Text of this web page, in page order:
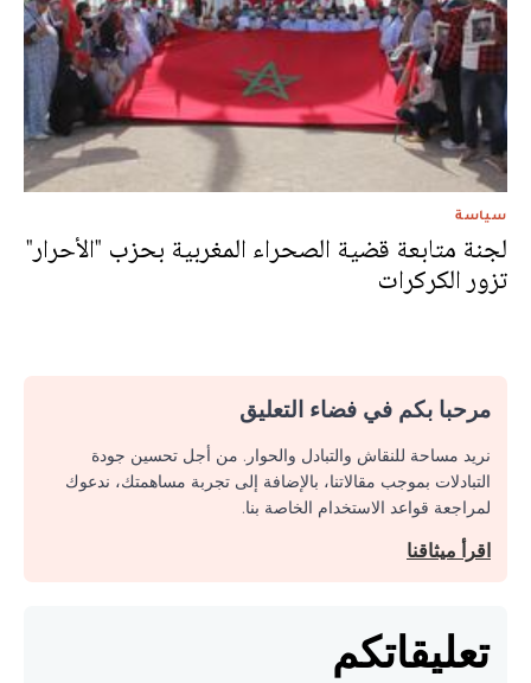
سياسة
لجنة متابعة قضية الصحراء المغربية بحزب "الأحرار"
تزور الكركرات
مرحبا بكم في فضاء التعليق
نريد مساحة للنقاش والتبادل والحوار. من أجل تحسين جودة
التبادلات بموجب مقالاتنا، بالإضافة إلى تجربة مساهمتك، ندعوك
لمراجعة قواعد الاستخدام الخاصة بنا.
اقرأ ميثاقنا
تعليقاتكم